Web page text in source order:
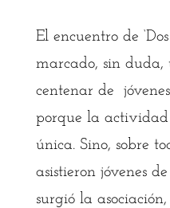
El encuentro de
marcado, sin duda,
centenar de
porque la
única. Sino, sobre
asistieron jóvenes
surgió la